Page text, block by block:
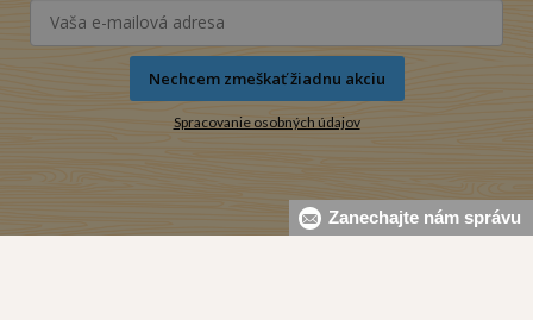
Zanechajte nám správu
Nechcem zmeškať žiadnu akciu
Spracovanie osobných údajov